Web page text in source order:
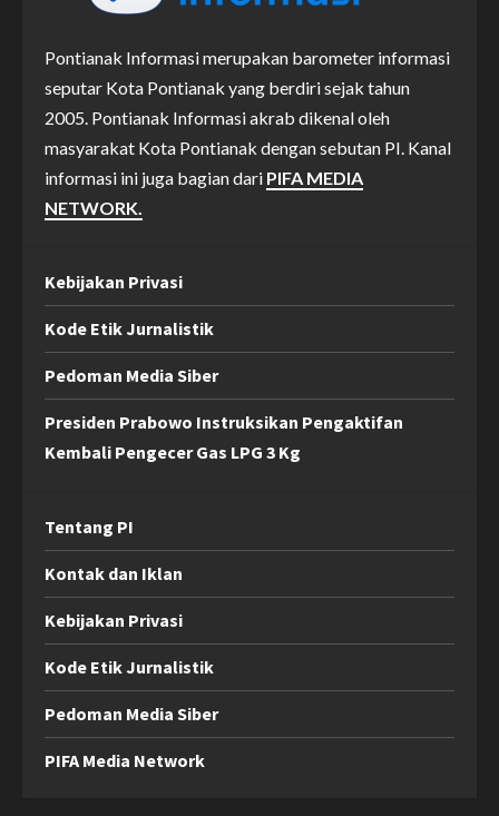
Pontianak Informasi merupakan barometer informasi
seputar Kota Pontianak yang berdiri sejak tahun
2005. Pontianak Informasi akrab dikenal oleh
masyarakat Kota Pontianak dengan sebutan PI. Kanal
informasi ini juga bagian dari PIFA MEDIA
NETWORK.
Kebijakan Privasi
Kode Etik Jurnalistik
Pedoman Media Siber
Presiden Prabowo Instruksikan Pengaktifan
Kembali Pengecer Gas LPG 3 Kg
Tentang PI
Kontak dan Iklan
Kebijakan Privasi
Kode Etik Jurnalistik
Pedoman Media Siber
PIFA Media Network